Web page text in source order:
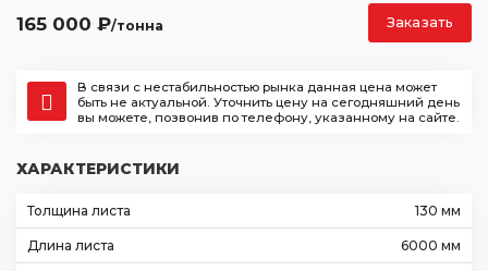
ул. Посадская, 20
165 000 ₽/тонна Заказать
В связи с нестабильностью рынка данная цена может
быть не актуальной. Уточнить цену на сегодняшний день
вы можете, позвонив по телефону, указанному на сайте.
ХАРАКТЕРИСТИКИ
Толщина листа 130 мм
Длина листа 6000 мм